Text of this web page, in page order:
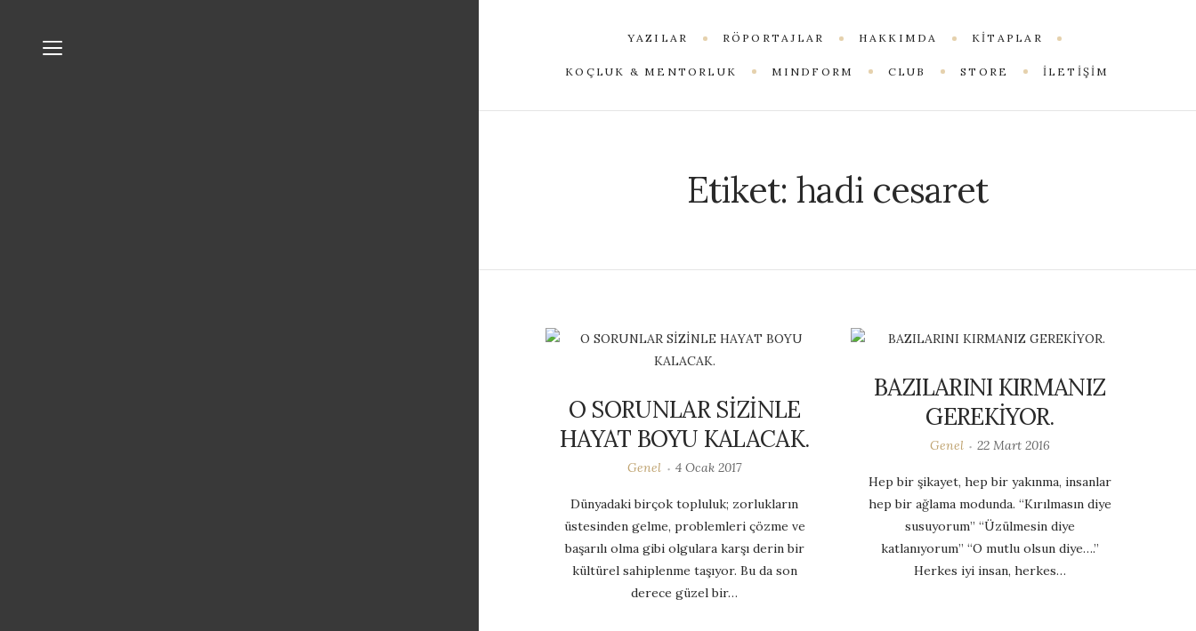
YAZILAR RÖPORTAJLAR HAKKIMDA KITAPLAR
KOÇLUK & MENTORLUK MINDFORM CLUB STORE İLETİŞİM
Etiket: hadi cesaret
O SORUNLAR SİZİNLE
HAYAT BOYU KALACAK.
Genel 4 Ocak 2017
Dünyadaki birçok topluluk; zorlukların
üstesinden gelme, problemleri çözme ve
başarılı olma gibi olgulara karşı derin bir
kültürel sahiplenme taşıyor. Bu da son
derece güzel bir…
BAZILARINI KIRMANIZ
GEREKİYOR.
Genel 22 Mart 2016
Hep bir şikayet, hep bir yakınma, insanlar
hep bir ağlama modunda. “Kırılmasın diye
susuyorum” “Üzülmesin diye
katlanıyorum” “O mutlu olsun diye….”
Herkes iyi insan, herkes…